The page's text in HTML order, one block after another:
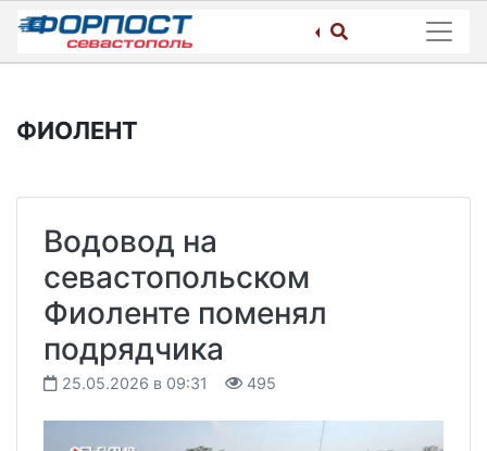
Skip
content
ФИОЛЕНТ
Водовод на
севастопольском
Фиоленте поменял
подрядчика
25.05.2026 в 09:31 495